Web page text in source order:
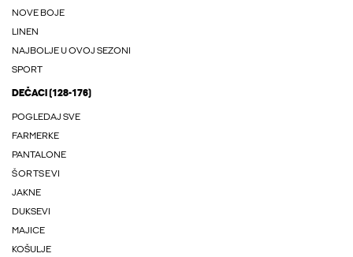
NOVE BOJE
LINEN
NAJBOLJE U OVOJ SEZONI
SPORT
DEČACI (128-176)
POGLEDAJ SVE
FARMERKE
PANTALONE
ŠORTSEVI
JAKNE
DUKSEVI
MAJICE
KOŠULJE